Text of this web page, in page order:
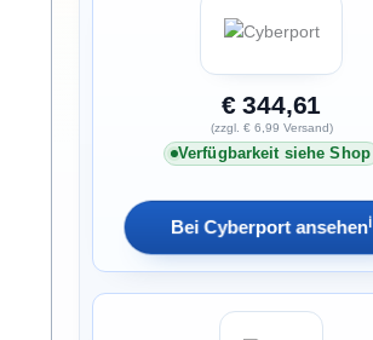
€ 344,61
(zzgl. € 6,99 Versand)
Verfügbarkeit siehe Shop
Bei Cyberport ansehenℹ︎